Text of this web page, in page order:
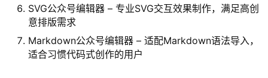
SVG公众号编辑器 – 专业SVG交互效果制作，满足高创
意排版需求
Markdown公众号编辑器 – 适配Markdown语法导入，
适合习惯代码式创作的用户